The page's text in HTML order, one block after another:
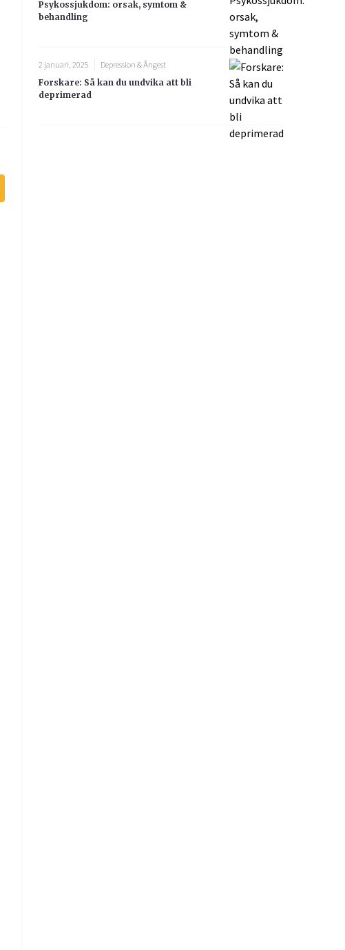
Psykossjukdom: orsak, symtom &
behandling
2 januari, 2025
Depression & Ångest
Forskare: Så kan du undvika att bli
deprimerad